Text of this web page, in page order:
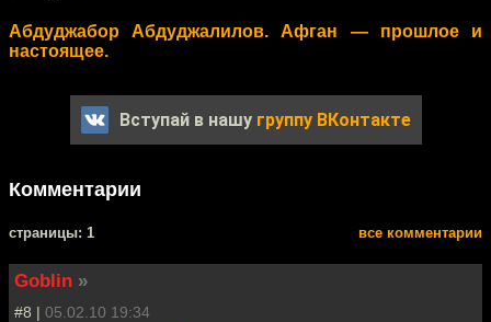
Абдуджабор Абдуджалилов. Афган — прошлое и
настоящее.
Вступай в нашу группу ВКонтакте
Комментарии
cтраницы: 1 все комментарии
Goblin »
#8 | 05.02.10 19:34